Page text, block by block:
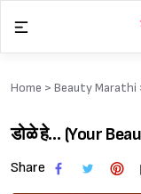
content
Home > Beauty Marathi
डोळे हे… (Your
Share